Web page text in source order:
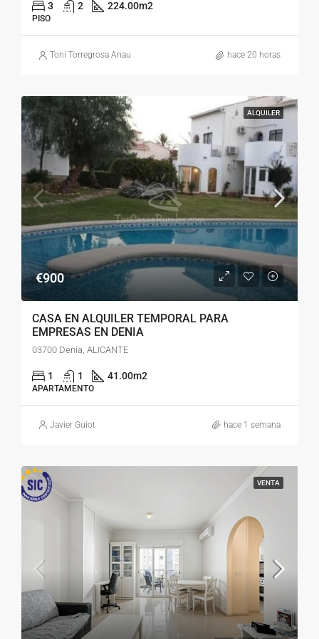
3 2 224.00m2
PISO
Toni Torregrosa Anau hace 20 horas
ALQUILER
€900
CASA EN ALQUILER TEMPORAL PARA
EMPRESAS EN DENIA
03700 Denia, ALICANTE
1 1 41.00m2
APARTAMENTO
Javier Guiot hace 1 semana
VENTA